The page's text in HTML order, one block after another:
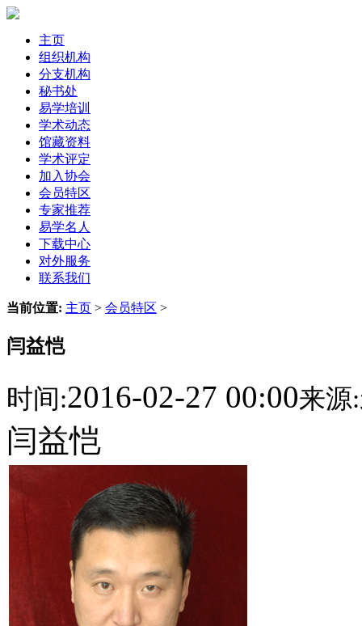
主页
组织机构
分支机构
秘书处
易学培训
学术动态
馆藏资料
学术评定
加入协会
会员特区
专家推荐
易学名人
下载中心
对外服务
联系我们
当前位置: 主页 > 会员特区 >
闫益恺
时间:2016-02-27 00:00来源:
闫益恺